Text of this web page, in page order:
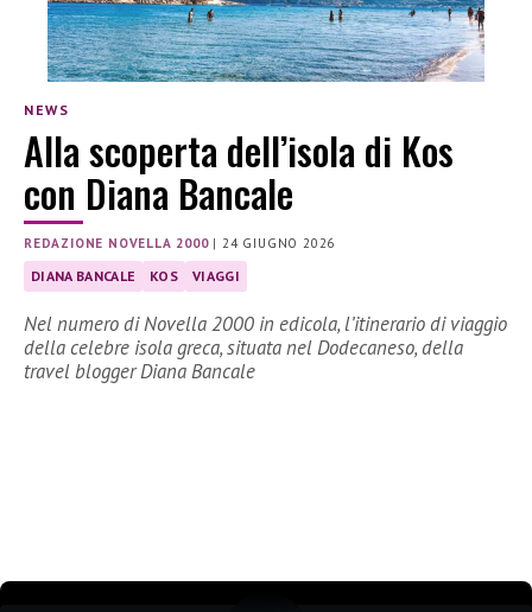
NEWS
Alla scoperta dell’isola di Kos
con Diana Bancale
REDAZIONE NOVELLA 2000|24 GIUGNO 2026
DIANA BANCALE KOS VIAGGI
Nel numero di Novella 2000 in edicola, l’itinerario di viaggio
della celebre isola greca, situata nel Dodecaneso, della
travel blogger Diana Bancale